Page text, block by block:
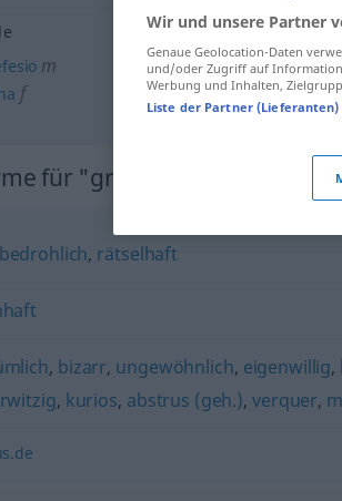
m
f
für "grotesk"
bedrohlich, rätselhaft
, bizarr, ungewöhnlich, eigenwillig,
, kurios, abstrus (geh.),verquer,
Wir und unsere Partner
Genaue Geolocation-Daten
und/oder Zugriff auf
Werbung und Inhalten,
Liste der Partner (Lieferanten)